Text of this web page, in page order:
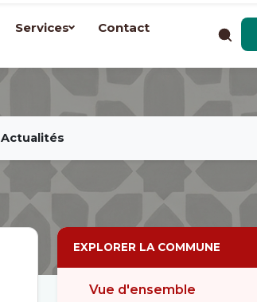
Services Contact
Actualités
EXPLORER LA COMMUNE
Vue d'ensemble